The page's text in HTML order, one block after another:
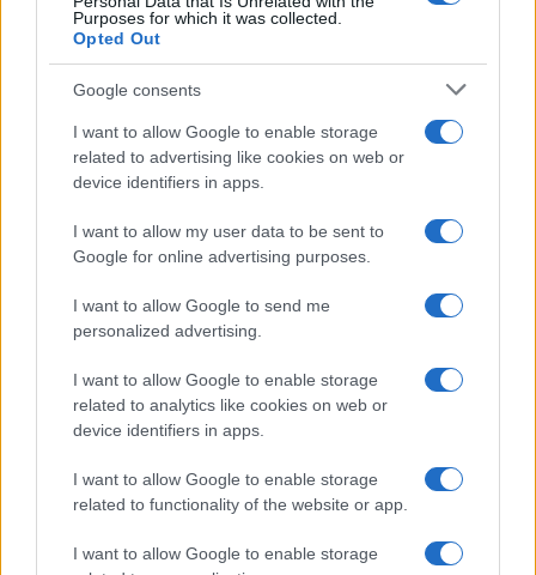
Purposes for which it was collected.
Opted Out
Google consents
I want to allow Google to enable storage
related to advertising like cookies on web or
device identifiers in apps.
I want to allow my user data to be sent to
Google for online advertising purposes.
I want to allow Google to send me
personalized advertising.
I want to allow Google to enable storage
related to analytics like cookies on web or
device identifiers in apps.
I want to allow Google to enable storage
related to functionality of the website or app.
I want to allow Google to enable storage
Martina Agostina Diturco
I nostri cari
I nostri cari
Giovannimaria Cabras